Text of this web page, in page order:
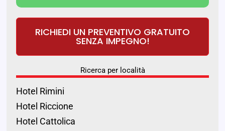
RICHIEDI UN PREVENTIVO GRATUITO
SENZA IMPEGNO!
Ricerca per località
Hotel Rimini
Hotel Riccione
Hotel Cattolica